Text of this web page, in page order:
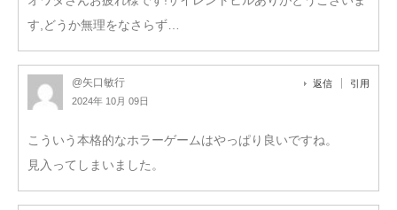
す,どうか無理をなさらず…
@矢口敏行
2024年 10月 09日
返信 引用
こういう本格的なホラーゲームはやっぱり良いですね。
見入ってしまいました。